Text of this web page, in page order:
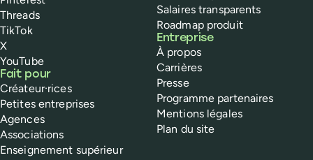
Threads
TikTok
X
YouTube
Fait pour
Créateur·rices
Petites entreprises
Agences
Associations
Enseignement supérieur
Salaires transparents
Roadmap produit
Entreprise
À propos
Carrières
Presse
Programme partenaires
Mentions légales
Plan du site